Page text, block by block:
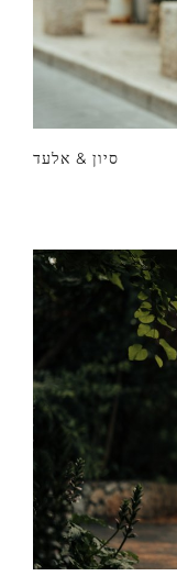
סיון & אלעד